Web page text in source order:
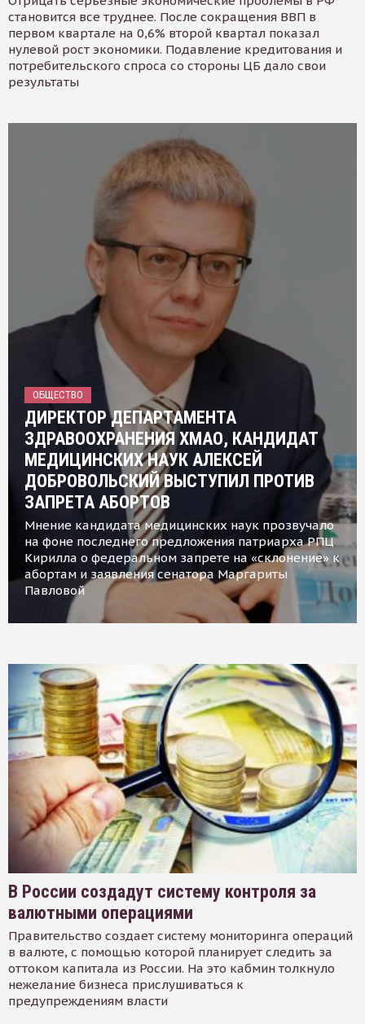
становится все труднее. После сокращения ВВП в
первом квартале на 0,6% второй квартал показал
нулевой рост экономики. Подавление кредитования и
потребительского спроса со стороны ЦБ дало свои
результаты
ОБЩЕСТВО
ДИРЕКТОР ДЕПАРТАМЕНТА
ЗДРАВООХРАНЕНИЯ ХМАО, КАНДИДАТ
МЕДИЦИНСКИХ НАУК АЛЕКСЕЙ
ДОБРОВОЛЬСКИЙ ВЫСТУПИЛ ПРОТИВ
ЗАПРЕТА АБОРТОВ
Мнение кандидата медицинских наук прозвучало
на фоне последнего предложения патриарха РПЦ
Кирилла о федеральном запрете на «склонение» к
абортам и заявления сенатора Маргариты
Павловой
В России создадут систему контроля за
валютными операциями
Правительство создает систему мониторинга операций
в валюте, с помощью которой планирует следить за
оттоком капитала из России. На это кабмин толкнуло
нежелание бизнеса прислушиваться к
предупреждениям власти